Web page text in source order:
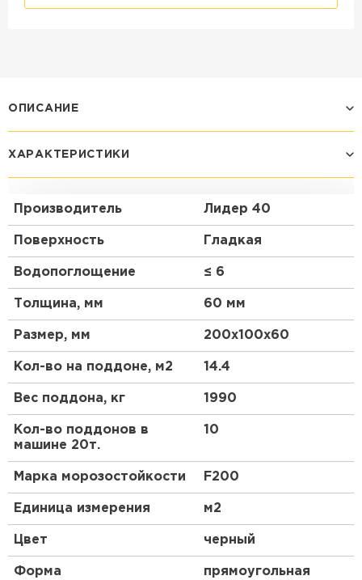
ОПИСАНИЕ
ХАРАКТЕРИСТИКИ
Производитель Лидер 40
Поверхность Гладкая
Водопоглощение ≤ 6
Толщина, мм 60 мм
Размер, мм 200х100х60
Кол-во на поддоне, м2 14.4
Вес поддона, кг 1990
Кол-во поддонов в
машине 20т.
10
Марка морозостойкости F200
Единица измерения м2
Цвет черный
Форма прямоугольная